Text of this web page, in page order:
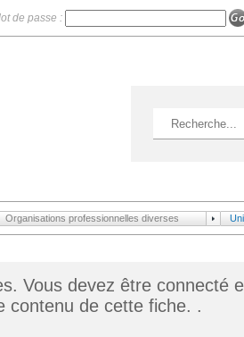
de passe :
Organisations professionnelles diverses
Vous devez être connecté
contenu de cette fiche. .